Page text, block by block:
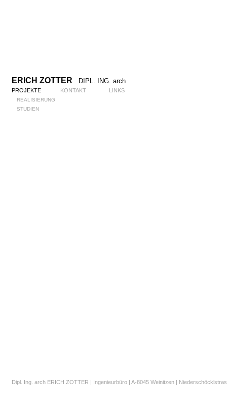
ERICH ZOTTER DIPL. ING. arch
PROJEKTE KONTAKT LINKS
REALISIERUNG
STUDIEN
Dipl. Ing. arch ERICH ZOTTER | Ingenieurbüro | A-8045 Weinitzen |